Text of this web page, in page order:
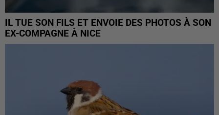
IL TUE SON FILS ET ENVOIE DES PHOTOS À SON
EX-COMPAGNE À NICE